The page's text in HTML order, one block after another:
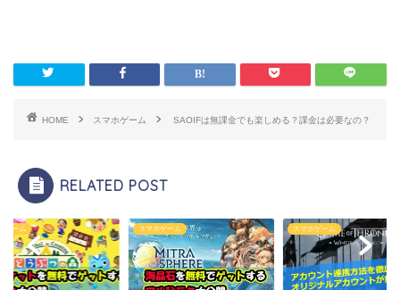
HOME スマホゲーム SAOIFは無課金でも楽しめる？課金は必要なの？
RELATED POST
ゲーム スマホゲーム スマホゲーム